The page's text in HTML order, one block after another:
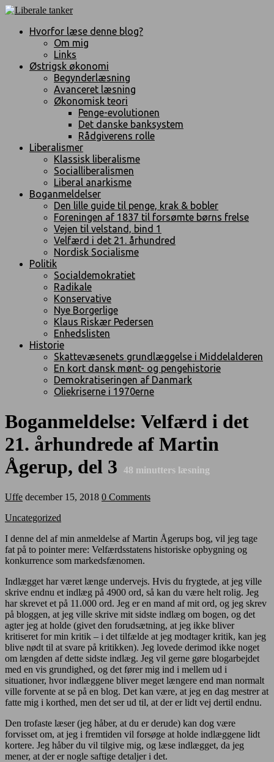
Hvorfor læse denne blog?
Om mig
Links
Østrigsk økonomi
Begynderlæsning
Avanceret læsning
Økonomisk teori
Penge-evolutionen
Det danske banksystem
Rådgiverens rolle
Liberalismer
Klassisk liberalisme
Socialliberalismen
Liberal anarkisme
Boganmeldelser
Den lille guide til penge, krak & bobler
Foreningen af 1837 til forsømte børns frelse
Vejen til velstand, bind 1
Velfærd i det 21. århundred
Nordisk Socialisme
Politik
Socialdemokratiet
Radikale
Konservative
Nye Borgerlige
Klaus Riskær Pedersen
Enhedslisten
Historie
Skattevæsenets grundlæggelse i Middelalderen
En kort dansk mønt- og pengehistorie
Demokratiseringen af Danmark
Oliekriserne i 1970erne
Boganmeldelse: Velfærd i det
21. århundrede af Martin
Ågerup, del 3
48 minutters læsning
Uffe december 15, 2018 0 Comments
Uncategorized
I denne del af min anmeldelse af Martin Ågerups bog, vil jeg tage
fat på to pointer mere: Velfærdsstatens historiske opbygning og
konkurrence som markedsfænomen.
Indlægget har været længe undervejs. Hvis du frygtede, at jeg ville
skrive endnu et indlæg på 4900 ord, så kan du være helt rolig. Jeg
har skrevet et på 11.000 ord. Jeg er en mand af mit ord, og jeg skrev
på bloggen, at jeg ville skrive mit sidste indlæg om bogen, og det
agter jeg at holde (givet den forudsætning, at jeg ikke bliver
kritiseret for min kritik – i det tilfælde at jeg modtager kritik, kan jeg
blive nødt til at svare på kritikken). Jeg lovede derimod ikke noget
om længden af dette sidste indlæg. Jeg vil gerne gøre blogarbejdet
med en vis grundighed, og det fører mig ind i mellem ud i
situationer, hvor indlæggene bliver meget længere end man normalt
ville forvente at se på en blog. Det kan være, at jeg en dag mestrer at
fatte mig i korthed, men det ser ud til, at der er lidt vej dertil endnu.
Den trofaste læser (jeg håber, at du er derude) kan dog være
forvisset om, at jeg i fremtiden vil forsøge at holde indlæggene lidt
kortere. Jeg håber du vil tilgive mig, og læse indlægget, da jeg
mener, at der er nogle saftige detaljer i det.